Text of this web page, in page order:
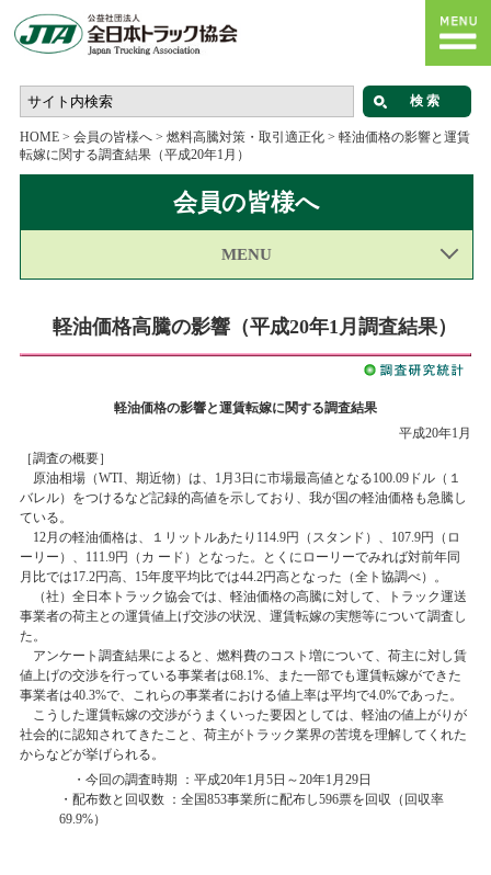
HOME> 会員の皆様へ> 燃料高騰対策・取引適正化> 軽油価格の影響と運賃
転嫁に関する調査結果（平成20年1月）
会員の皆様へ
MENU
軽油価格高騰の影響（平成20年1月調査結果）
軽油価格の影響と運賃転嫁に関する調査結果
平成20年1月
［調査の概要］
原油相場（WTI、期近物）は、1月3日に市場最高値となる100.09ドル（１
バレル）をつけるなど記録的高値を示しており、我が国の軽油価格も急騰し
ている。
12月の軽油価格は、１リットルあたり114.9円（スタンド）、107.9円（ロ
ーリー）、111.9円（カ ード）となった。とくにローリーでみれば対前年同
月比では17.2円高、15年度平均比では44.2円高となった（全ト協調べ）。
（社）全日本トラック協会では、軽油価格の高騰に対して、トラック運送
事業者の荷主との運賃値上げ交渉の状況、運賃転嫁の実態等について調査し
た。
アンケート調査結果によると、燃料費のコスト増について、荷主に対し賃
値上げの交渉を行っている事業者は68.1%、また一部でも運賃転嫁ができた
事業者は40.3%で、これらの事業者における値上率は平均で4.0%であった。
こうした運賃転嫁の交渉がうまくいった要因としては、軽油の値上がりが
社会的に認知されてきたこと、荷主がトラック業界の苦境を理解してくれた
からなどが挙げられる。
・今回の調査時期 ：平成20年1月5日～20年1月29日
・配布数と回収数 ：全国853事業所に配布し596票を回収（回収率
69.9%）